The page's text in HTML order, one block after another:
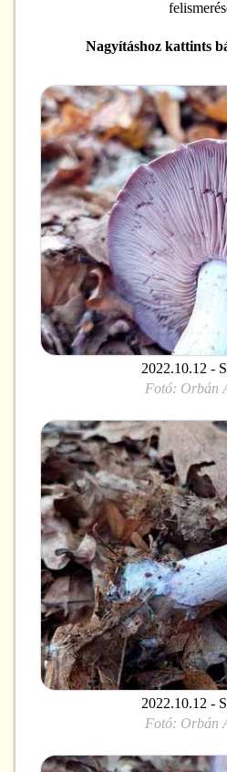
Nagyításhoz kattints
2022.10.12 -
Fotó: Orbán
2022.10.12 -
Fotó: Orbán